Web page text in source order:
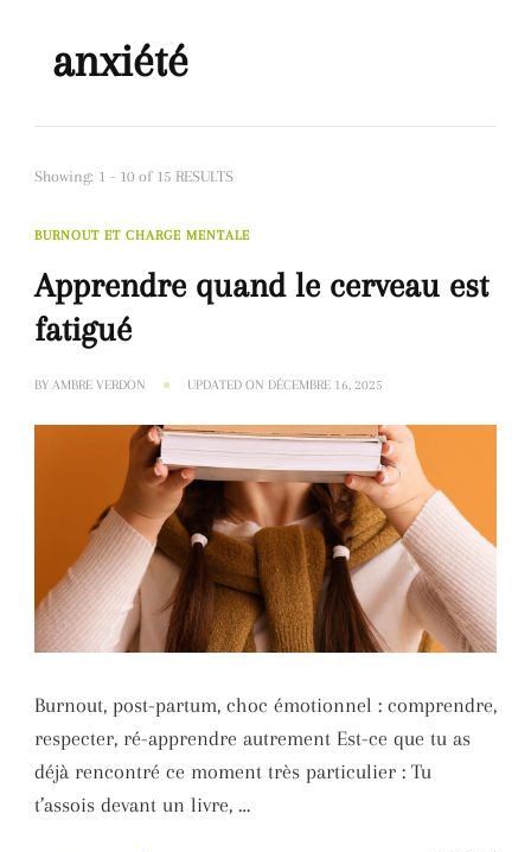
anxiété
Showing: 1 - 10 of 15 RESULTS
BURNOUT ET CHARGE MENTALE
Apprendre quand le cerveau est
fatigué
BY AMBRE VERDON UPDATED ON DÉCEMBRE 16, 2025
Burnout, post-partum, choc émotionnel : comprendre,
respecter, ré-apprendre autrement Est-ce que tu as
déjà rencontré ce moment très particulier : Tu
t’assois devant un livre, …